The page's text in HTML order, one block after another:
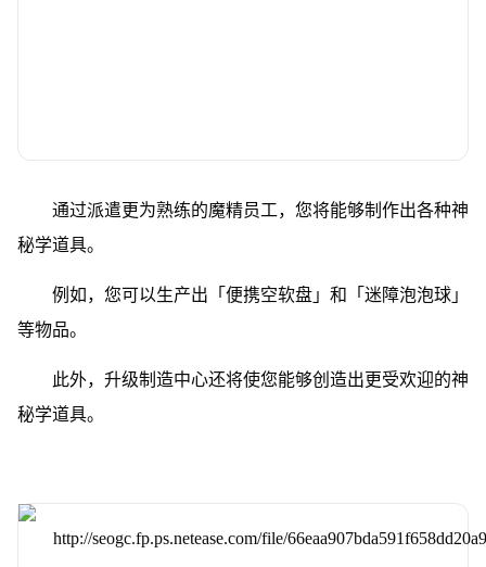
通过派遣更为熟练的魔精员工，您将能够制作出各种神
秘学道具。
例如，您可以生产出「便携空软盘」和「迷障泡泡球」
等物品。
此外，升级制造中心还将使您能够创造出更受欢迎的神
秘学道具。